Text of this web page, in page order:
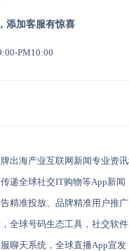
添加客服有惊喜
PM10:00
出海产业互联网新闻专业资
递全球社交IT购物等App新闻
精准投放、品牌精准用户推
全球号码生态工具，社交软
聊天系统，全球直播App宣发